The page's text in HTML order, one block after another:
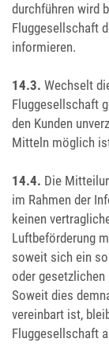
durchführen wird
Fluggesellschaft
informieren.
14.3. Wechselt
Fluggesellschaft
den Kunden
Mitteln möglich
14.4. Die
im Rahmen der
keinen
Luftbeförderung
soweit sich ein
oder gesetzlichen
Soweit dies
vereinbart ist,
Fluggesellschaft